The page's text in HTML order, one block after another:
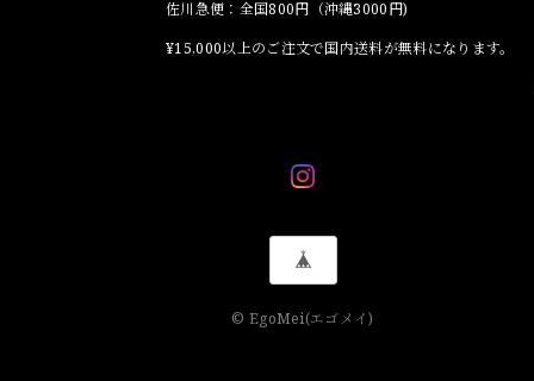
佐川急便：全国800円（沖縄3000円)
¥15,000以上のご注文で国内送料が無料になります。
© EgoMei(エゴメイ)